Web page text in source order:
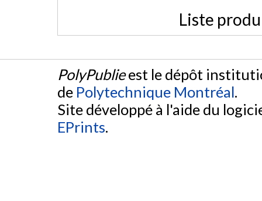
Liste
PolyPublieest le dépôt
de Polytechnique Montréal.
Site développé à l'aide du
EPrints.